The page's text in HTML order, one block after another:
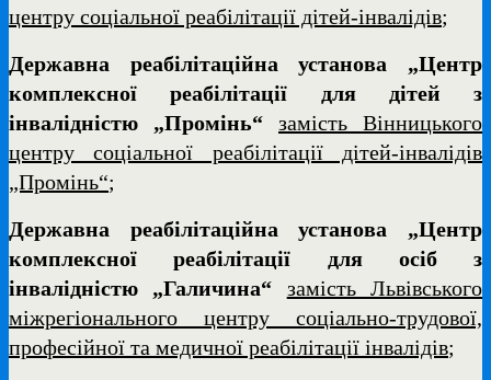
центру соціальної реабілітації дітей-інвалідів;
Державна реабілітаційна установа „Центр
комплексної реабілітації для дітей з
інвалідністю „Промінь“
замість Вінницького
центру соціальної реабілітації дітей-інвалідів
„Промінь“;
Державна реабілітаційна установа „Центр
комплексної реабілітації для осіб з
інвалідністю „Галичина“
замість Львівського
міжрегіонального центру соціально-трудової,
професійної та медичної реабілітації інвалідів;